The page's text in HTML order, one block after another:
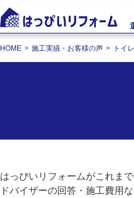
HOME 施工実績・お客様の声 トイレ
はっぴいリフォームがこれま
ドバイザーの回答・施工費用